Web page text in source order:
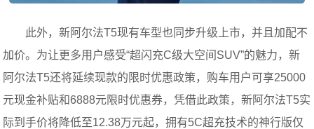
此外，新阿尔法T5现有车型也同步升级上市，并且加配不
加价。为让更多用户感受“超闪充C级大空间SUV”的魅力，新
阿尔法T5还将延续现款的限时优惠政策，购车用户可享25000
元现金补贴和6888元限时优惠券，凭借此政策，新阿尔法T5实
际到手价将降低至12.38万元起，拥有5C超充技术的神行版仅